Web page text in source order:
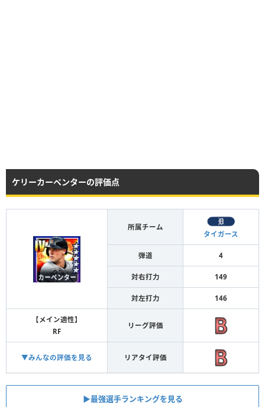
ケリーカーペンターの評価点
所属チーム
タイガース
弾道 4
対右打力 149
対左打力 146
【メイン適性】
RF
リーグ評価
▼みんなの評価を見る リアタイ評価
▶︎最強選手ランキングを見る